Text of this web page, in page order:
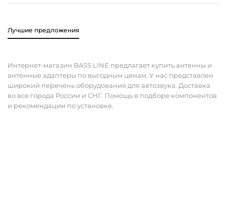
Лучшие предложения
Интернет-магазин BASS LINE предлагает купить антенны и
антенные адаптеры по выгодным ценам. У нас представлен
широкий перечень оборудования для автозвука. Доставка
во все города России и СНГ. Помощь в подборе компонентов
и рекомендации по установке.